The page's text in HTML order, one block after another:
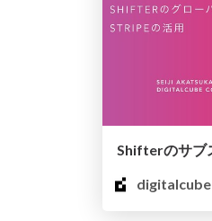
digitalcube